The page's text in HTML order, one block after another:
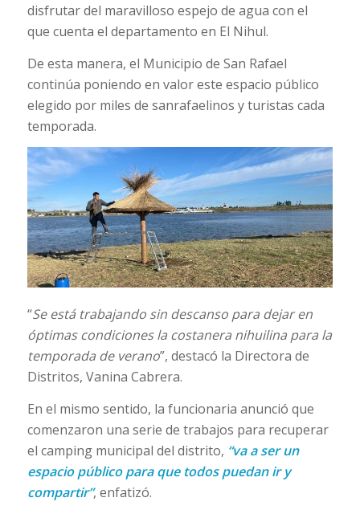
disfrutar del maravilloso espejo de agua con el
que cuenta el departamento en El Nihul.
De esta manera, el Municipio de San Rafael
continúa poniendo en valor este espacio público
elegido por miles de sanrafaelinos y turistas cada
temporada.
“Se está trabajando sin descanso para dejar en
óptimas condiciones la costanera nihuilina para la
temporada de verano”, destacó la Directora de
Distritos, Vanina Cabrera.
En el mismo sentido, la funcionaria anunció que
comenzaron una serie de trabajos para recuperar
el camping municipal del distrito, “va a ser un
espacio público para que todos puedan ir y
compartir”, enfatizó.